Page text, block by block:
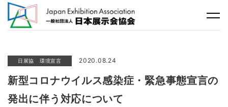
日展協 環境宣言 2020.08.24
新型コロナウイルス感染症・緊急事態宣言の
発出に伴う対応について